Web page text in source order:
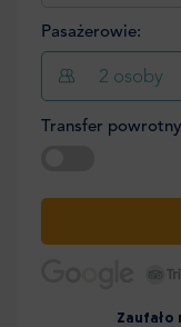
Pasażerowie:
2 osoby
Transfer